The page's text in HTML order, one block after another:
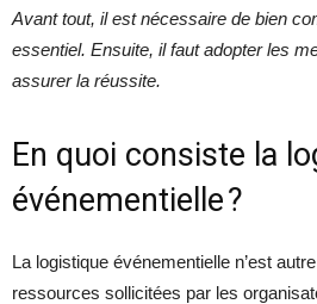
Avant tout, il est nécessaire de bien
essentiel. Ensuite, il faut adopter les
assurer la réussite.
En quoi consiste la
événementielle ?
La logistique événementielle n’est
ressources sollicitées par les